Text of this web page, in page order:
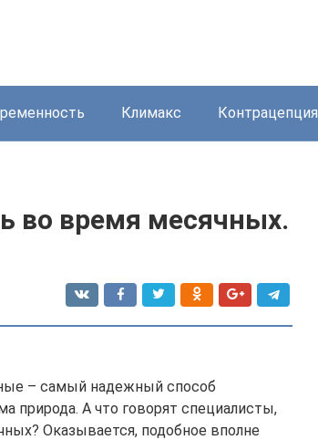
Климакс Контрацепция
во время месячных.
– самый надежный способ
природа. А что говорят специалисты,
Оказывается, подобное вполне